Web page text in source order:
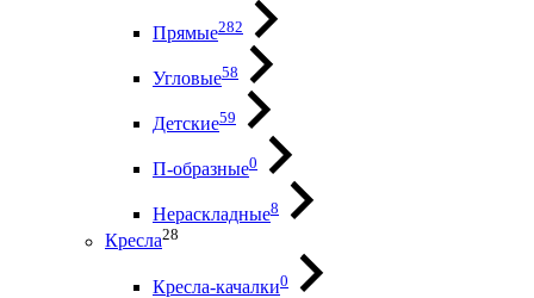
Прямые282
Угловые58
Детские59
П-образные0
Нераскладные8
Кресла28
Кресла-качалки0